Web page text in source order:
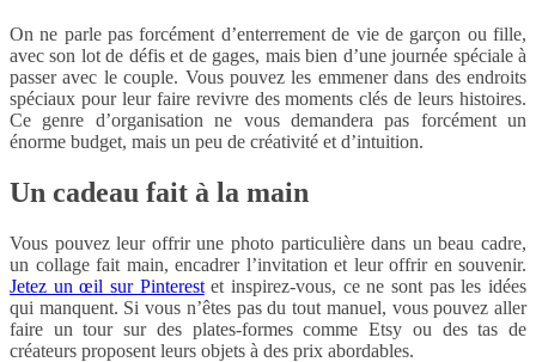
On ne parle pas forcément d’enterrement de vie de garçon ou fille,
avec son lot de défis et de gages, mais bien d’une journée spéciale à
passer avec le couple. Vous pouvez les emmener dans des endroits
spéciaux pour leur faire revivre des moments clés de leurs histoires.
Ce genre d’organisation ne vous demandera pas forcément un
énorme budget, mais un peu de créativité et d’intuition.
Un cadeau fait à la main
Vous pouvez leur offrir une photo particulière dans un beau cadre,
un collage fait main, encadrer l’invitation et leur offrir en souvenir.
Jetez un œil sur Pinterestet inspirez-vous, ce ne sont pas les idées
qui manquent. Si vous n’êtes pas du tout manuel, vous pouvez aller
faire un tour sur des plates-formes comme Etsy ou des tas de
créateurs proposent leurs objets à des prix abordables.